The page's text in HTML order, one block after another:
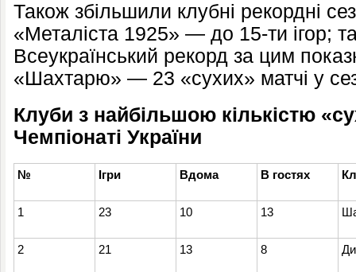
Також збільшили клубні рекордні
«Металіста 1925» — до 15-ти ігор;
Всеукраїнський рекорд за цим
«Шахтарю» — 23 «сухих» матчі у
Клуби з найбільшою кількістю
Чемпіонаті України
№ Ігри Вдома В гостях
1 23 10 13
2 21 13 8